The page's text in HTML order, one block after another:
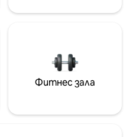
Фитнес зала